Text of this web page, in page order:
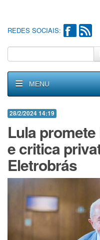
REDES SOCIAIS:
MENU
28/2/2024 14:19
Lula
e critica
Eletrobrás